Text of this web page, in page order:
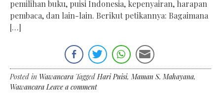
pemilihan buku, puisi Indonesia, kepenyairan, harapan
pembaca, dan lain-lain. Berikut petikannya: Bagaimana
[…]
Posted in Wawancara TaggedHari Puisi,Maman S. Mahayana,
Wawancara Leave a comment